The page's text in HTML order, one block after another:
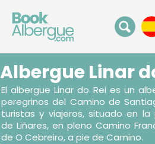
Albergue Linar
El albergue Linar do Rei es un
peregrinos del Camino de
turistas y viajeros, situado en la
de Liñares, en pleno Camino
de O Cebreiro, a pie de Camino.